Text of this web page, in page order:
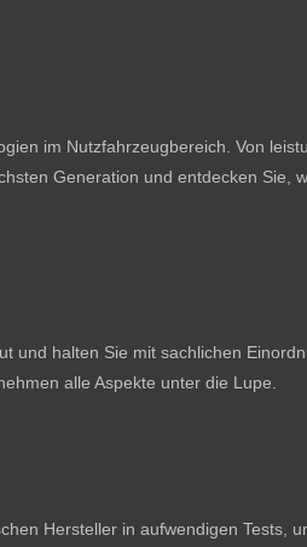
im Nutzfahrzeugbereich. Von
Generation und entdecken Sie,
und halten Sie mit sachlichen
alle Aspekte unter die Lupe.
Hersteller in aufwendigen Tests,